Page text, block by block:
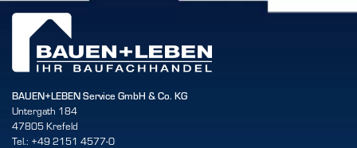
BAUEN+LEBEN Service GmbH & Co. KG
Untergath 184
47805 Krefeld
Tel.: +49 2151 4577-0